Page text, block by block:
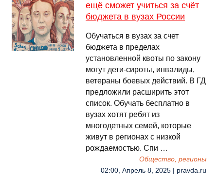
ещё сможет учиться за счёт
бюджета в вузах России
Обучаться в вузах за счет
бюджета в пределах
установленной квоты по закону
могут дети-сироты, инвалиды,
ветераны боевых действий. В ГД
предложили расширить этот
список. Обучать бесплатно в
вузах хотят ребят из
многодетных семей, которые
живут в регионах с низкой
рождаемостью. Спи …
Общество, регионы
02:00, Апрель 8, 2025 | pravda.ru